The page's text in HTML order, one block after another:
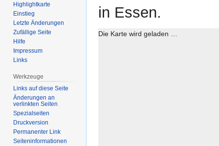
in Essen.
Die Karte wird geladen …
Highlightkarte
Einstieg
Letzte Änderungen
Zufällige Seite
Hilfe
Impressum
Links
Werkzeuge
Links auf diese Seite
Änderungen an
verlinkten Seiten
Spezialseiten
Druckversion
Permanenter Link
Seiten­­informationen